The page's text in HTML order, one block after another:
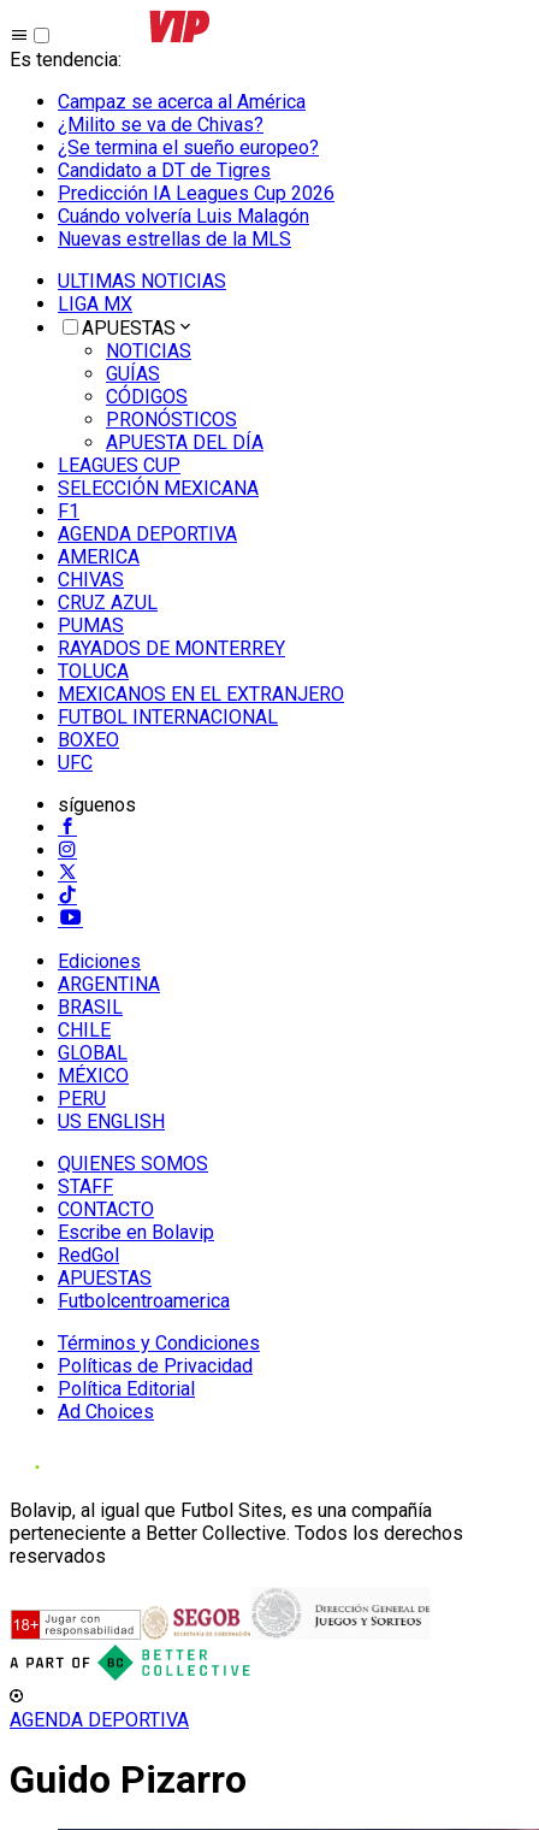
Es tendencia:
Campaz se acerca al América
¿Milito se va de Chivas?
¿Se termina el sueño europeo?
Candidato a DT de Tigres
Predicción IA Leagues Cup 2026
Cuándo volvería Luis Malagón
Nuevas estrellas de la MLS
ULTIMAS NOTICIAS
LIGA MX
APUESTAS
NOTICIAS
GUÍAS
CÓDIGOS
PRONÓSTICOS
APUESTA DEL DÍA
LEAGUES CUP
SELECCIÓN MEXICANA
F1
AGENDA DEPORTIVA
AMERICA
CHIVAS
CRUZ AZUL
PUMAS
RAYADOS DE MONTERREY
TOLUCA
MEXICANOS EN EL EXTRANJERO
FUTBOL INTERNACIONAL
BOXEO
UFC
síguenos
Ediciones
ARGENTINA
BRASIL
CHILE
GLOBAL
MÉXICO
PERU
US ENGLISH
QUIENES SOMOS
STAFF
CONTACTO
Escribe en Bolavip
RedGol
APUESTAS
Futbolcentroamerica
Términos y Condiciones
Políticas de Privacidad
Política Editorial
Ad Choices
Bolavip, al igual que Futbol Sites, es una compañía
perteneciente a Better Collective. Todos los derechos
reservados
AGENDA DEPORTIVA
Guido Pizarro